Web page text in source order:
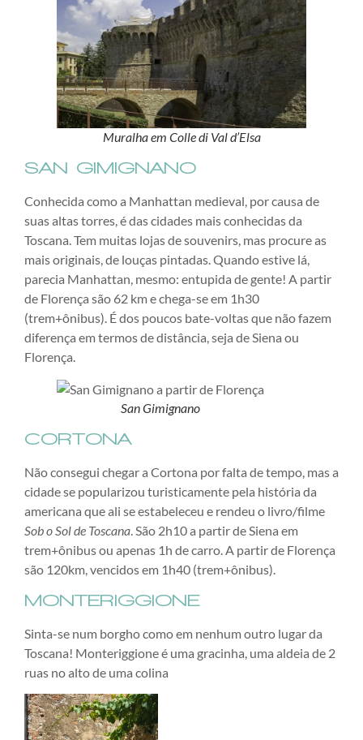
Muralha em Colle di Val d’Elsa
SAN GIMIGNANO
Conhecida como a Manhattan medieval, por causa de
suas altas torres, é das cidades mais conhecidas da
Toscana. Tem muitas lojas de souvenirs, mas procure as
mais originais, de louças pintadas. Quando estive lá,
parecia Manhattan, mesmo: entupida de gente! A partir
de Florença são 62 km e chega-se em 1h30
(trem+ônibus). É dos poucos bate-voltas que não fazem
diferença em termos de distância, seja de Siena ou
Florença.
SanGimignano
CORTONA
Não consegui chegar a Cortona por falta de tempo, mas a
cidade se popularizou turisticamente pela história da
americana que ali se estabeleceu e rendeu o livro/filme
Sob o Sol de Toscana. São 2h10 a partir de Siena em
trem+ônibus ou apenas 1h de carro. A partir de Florença
são 120km, vencidos em 1h40 (trem+ônibus).
MONTERIGGIONE
Sinta-se num borgho como em nenhum outro lugar da
Toscana! Monteriggione é uma gracinha, uma aldeia de 2
ruas no alto de uma colina